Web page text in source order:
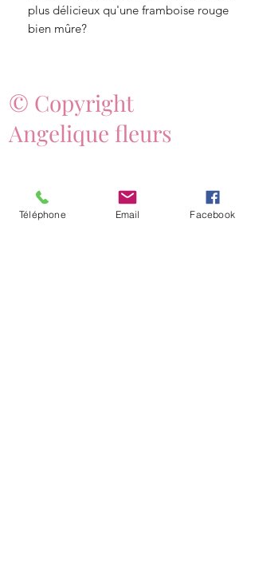
plus délicieux qu'une framboise rouge
bien mûre?
© Copyright
Angelique fleurs
Téléphone Email Facebook